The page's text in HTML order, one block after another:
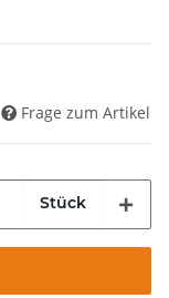
Frage zum Artikel
Stück